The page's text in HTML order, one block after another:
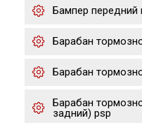
Бампер передний
Барабан
Барабан
Барабан
задний) psp